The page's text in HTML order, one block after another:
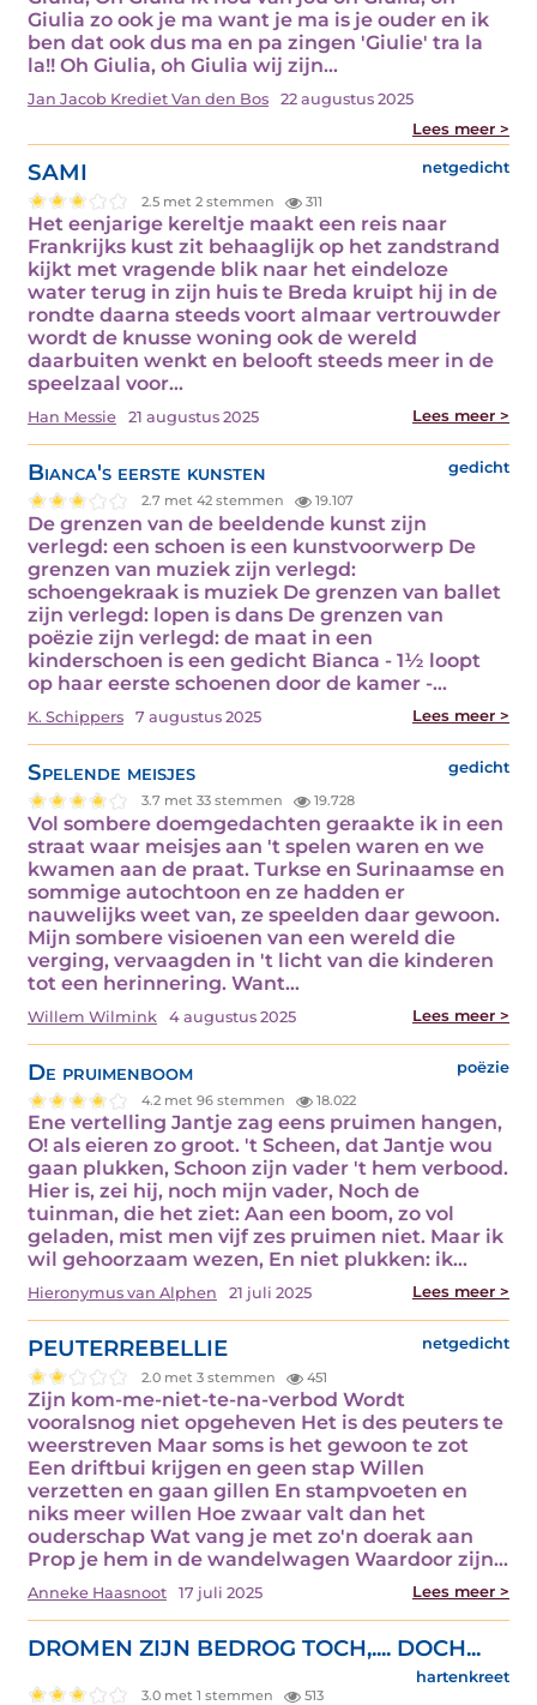
Giulia zo ook je ma want je ma is je ouder en ik
ben dat ook dus ma en pa zingen 'Giulie' tra la
la!! Oh Giulia, oh Giulia wij zijn…
Jan Jacob Krediet Van den Bos
22 augustus 2025
Lees meer >
SAMI netgedicht
2.5 met 2 stemmen 311
Het eenjarige kereltje maakt een reis naar
Frankrijks kust zit behaaglijk op het zandstrand
kijkt met vragende blik naar het eindeloze
water terug in zijn huis te Breda kruipt hij in de
rondte daarna steeds voort almaar vertrouwder
wordt de knusse woning ook de wereld
daarbuiten wenkt en belooft steeds meer in de
speelzaal voor…
Han Messie 21 augustus 2025 Lees meer >
Bianca's eerste kunsten gedicht
2.7 met 42 stemmen 19.107
De grenzen van de beeldende kunst zijn
verlegd: een schoen is een kunstvoorwerp De
grenzen van muziek zijn verlegd:
schoengekraak is muziek De grenzen van ballet
zijn verlegd: lopen is dans De grenzen van
poëzie zijn verlegd: de maat in een
kinderschoen is een gedicht Bianca - 1½ loopt
op haar eerste schoenen door de kamer -…
K. Schippers 7 augustus 2025 Lees meer >
Spelende meisjes gedicht
3.7 met 33 stemmen 19.728
Vol sombere doemgedachten geraakte ik in een
straat waar meisjes aan 't spelen waren en we
kwamen aan de praat. Turkse en Surinaamse en
sommige autochtoon en ze hadden er
nauwelijks weet van, ze speelden daar gewoon.
Mijn sombere visioenen van een wereld die
verging, vervaagden in 't licht van die kinderen
tot een herinnering. Want…
Willem Wilmink 4 augustus 2025 Lees meer >
De pruimenboom poëzie
4.2 met 96 stemmen 18.022
Ene vertelling Jantje zag eens pruimen hangen,
O! als eieren zo groot. 't Scheen, dat Jantje wou
gaan plukken, Schoon zijn vader 't hem verbood.
Hier is, zei hij, noch mijn vader, Noch de
tuinman, die het ziet: Aan een boom, zo vol
geladen, mist men vijf zes pruimen niet. Maar ik
wil gehoorzaam wezen, En niet plukken: ik…
Hieronymus van Alphen 21 juli 2025 Lees meer >
PEUTERREBELLIE netgedicht
2.0 met 3 stemmen 451
Zijn kom-me-niet-te-na-verbod Wordt
vooralsnog niet opgeheven Het is des peuters te
weerstreven Maar soms is het gewoon te zot
Een driftbui krijgen en geen stap Willen
verzetten en gaan gillen En stampvoeten en
niks meer willen Hoe zwaar valt dan het
ouderschap Wat vang je met zo'n doerak aan
Prop je hem in de wandelwagen Waardoor zijn…
Anneke Haasnoot 17 juli 2025 Lees meer >
DROMEN ZIJN BEDROG TOCH,.... DOCH...
hartenkreet
3.0 met 1 stemmen 513